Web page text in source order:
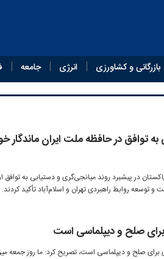
بازرگانی و کشاورزی انرژی جامعه
توافق در حافظه ملت ایران ماندگار
در پیشبرد روند میانجی‌گری و دستیابی به توافق
توسعه روابط راهبردی تهران و اسلام‌آباد تأکید کردند.
برای صلح و دیپلماسی است
برای صلح و دیپلماسی است، تصریح کرد: ما روز جمعه